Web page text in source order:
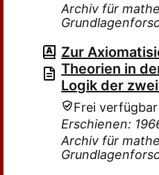
Archiv für
Zur
Theorien in
Logik der
Frei verfügbar
Erschienen:
Archiv für